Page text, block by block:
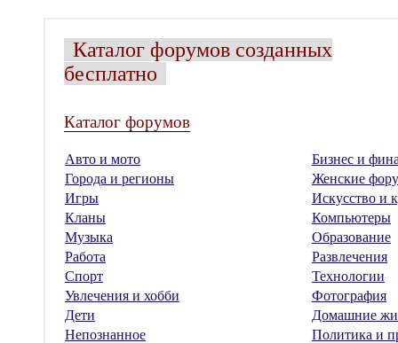
Каталог форумов созданных
бесплатно
Каталог форумов
Авто и мото
Бизнес и
Города и регионы
Женские
Игры
Искусство и
Кланы
Компьютеры
Музыка
Образование
Работа
Развлечения
Спорт
Технологии
Увлечения и хобби
Фотография
Дети
Домашние
Непознанное
Политика и